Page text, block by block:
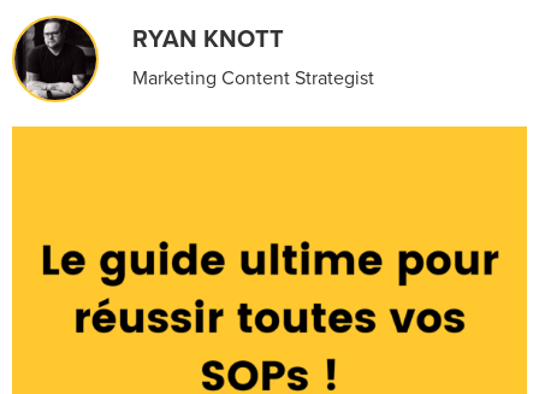
RYAN KNOTT
Marketing Content Strategist